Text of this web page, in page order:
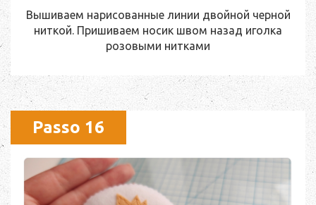
Вышиваем нарисованные линии двойной черной
ниткой. Пришиваем носик швом назад иголка
розовыми нитками
Passo 16